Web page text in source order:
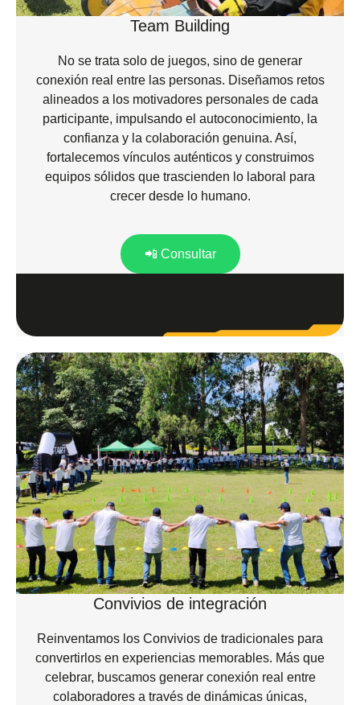
Team Building
No se trata solo de juegos, sino de generar
conexión real entre las personas. Diseñamos retos
alineados a los motivadores personales de cada
participante, impulsando el autoconocimiento, la
confianza y la colaboración genuina. Así,
fortalecemos vínculos auténticos y construimos
equipos sólidos que trascienden lo laboral para
crecer desde lo humano.
📲 Consultar
Convivios de integración
Reinventamos los Convivios de tradicionales para
convertirlos en experiencias memorables. Más que
celebrar, buscamos generar conexión real entre
colaboradores a través de dinámicas únicas,